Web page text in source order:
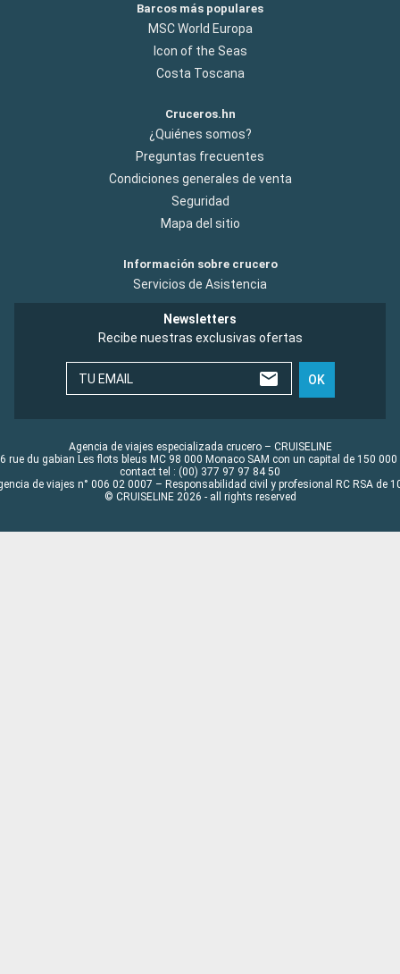
Barcos más populares
MSC World Europa
Icon of the Seas
Costa Toscana
Cruceros.hn
¿Quiénes somos?
Preguntas frecuentes
Condiciones generales de venta
Seguridad
Mapa del sitio
Información sobre crucero
Servicios de Asistencia
Newsletters
Recibe nuestras exclusivas ofertas
TU EMAIL OK
Agencia de viajes especializada crucero – CRUISELINE
rue du gabian Les flots bleus MC 98 000 Monaco SAM con un capital de 150 000
contact tel : (00) 377 97 97 84 50
de viajes n° 006 02 0007 – Responsabilidad civil y profesional RC RSA de
© CRUISELINE 2026 - all rights reserved